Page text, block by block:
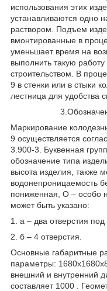
использования этих
устанавливаются одно
раствором. Подъем
вмонтированные в
уменьшает время на
выполнить такую
строительством. В
9 в стенки или в стыки
лестница для удобства
Маркирование
9 осуществляется
3.900-3. Буквенная
обозначение типа
высота изделия, также
водонепроницаемость
пониженная, О – особо
может быть указано:
1. а – два отверстия
2. б – 4 отверстия.
Основные габаритные
параметры:
внешний и внутренний
составляет 1000 .